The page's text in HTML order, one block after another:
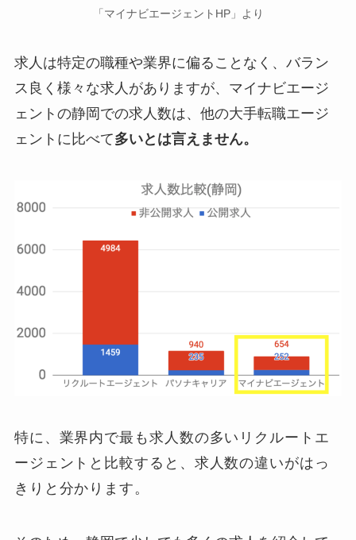
「マイナビエージェントHP」より
求人は特定の職種や業界に偏ることなく、バラン
ス良く様々な求人がありますが、マイナビエージ
ェントの静岡での求人数は、他の大手転職エージ
ェントに比べて多いとは言えません。
特に、業界内で最も求人数の多いリクルートエ
ージェントと比較すると、求人数の違いがはっ
きりと分かります。